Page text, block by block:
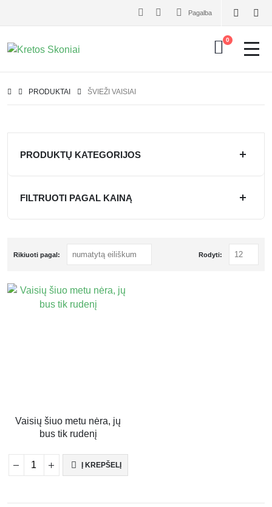
Pagalba
0
PRODUKTAI ŠVIEŽI VAISIAI
PRODUKTŲ KATEGORIJOS
FILTRUOTI PAGAL KAINĄ
Rikiuoti pagal: Rodyti:
Vaisių šiuo metu nėra, jų
bus tik rudenį
Į KREPŠELĮ